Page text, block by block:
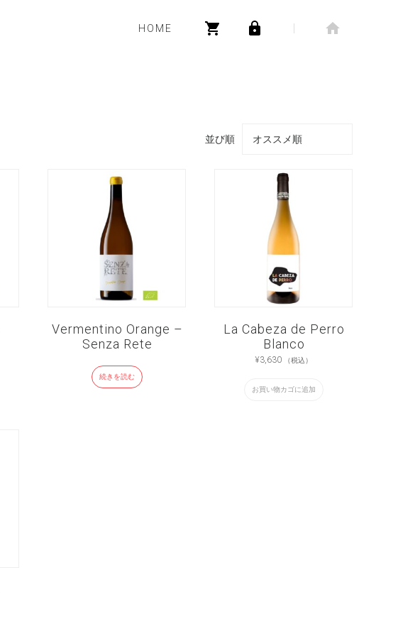
HOME
並び順
Vermentino Orange –
Senza Rete
続きを読む
La Cabeza de Perro
Blanco
¥3,630 （税込）
お買い物カゴに追加